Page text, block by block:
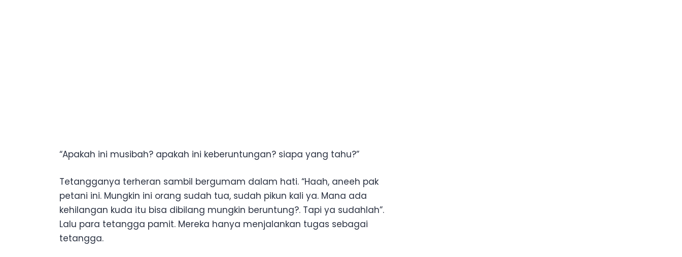
“Apakah ini musibah? apakah ini keberuntungan? siapa yang tahu?”
Tetangganya terheran sambil bergumam dalam hati. “Haah, aneeh pak
petani ini. Mungkin ini orang sudah tua, sudah pikun kali ya. Mana ada
kehilangan kuda itu bisa dibilang mungkin beruntung?. Tapi ya sudahlah”.
Lalu para tetangga pamit. Mereka hanya menjalankan tugas sebagai
tetangga.